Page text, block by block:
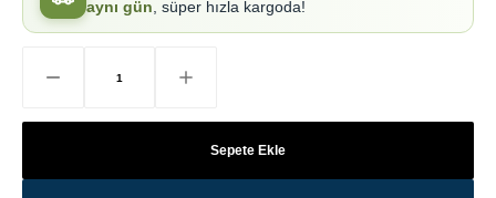
aynı gün, süper hızla kargoda!
Sepete Ekle